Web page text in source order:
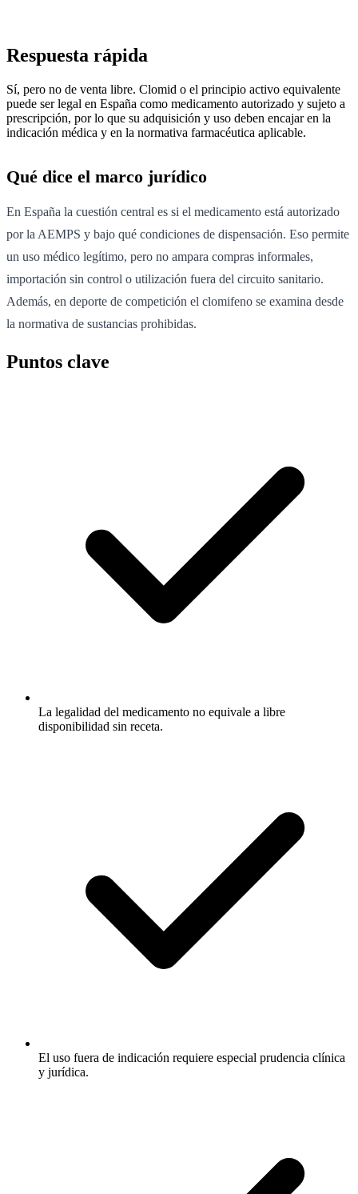
Respuesta rápida
Sí, pero no de venta libre. Clomid o el principio activo equivalente
puede ser legal en España como medicamento autorizado y sujeto a
prescripción, por lo que su adquisición y uso deben encajar en la
indicación médica y en la normativa farmacéutica aplicable.
Qué dice el marco jurídico
En España la cuestión central es si el medicamento está autorizado
por la AEMPS y bajo qué condiciones de dispensación. Eso permite
un uso médico legítimo, pero no ampara compras informales,
importación sin control o utilización fuera del circuito sanitario.
Además, en deporte de competición el clomifeno se examina desde
la normativa de sustancias prohibidas.
Puntos clave
La legalidad del medicamento no equivale a libre
disponibilidad sin receta.
El uso fuera de indicación requiere especial prudencia clínica
y jurídica.